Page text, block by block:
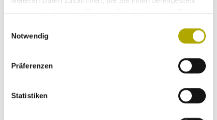
Notwendig
Präferenzen
Statistiken
Aufzeichnungen früherer Ausgaben dieser Veranstaltung gibt es auf
der Website des Verbands der italienischen Planetarien, der den
von Asteroiden ausgehenden Gefahren, veranstaltet
(https://www.planetari.org/asteroid-day/).
Jetzt Artikel auf Facebook teilen